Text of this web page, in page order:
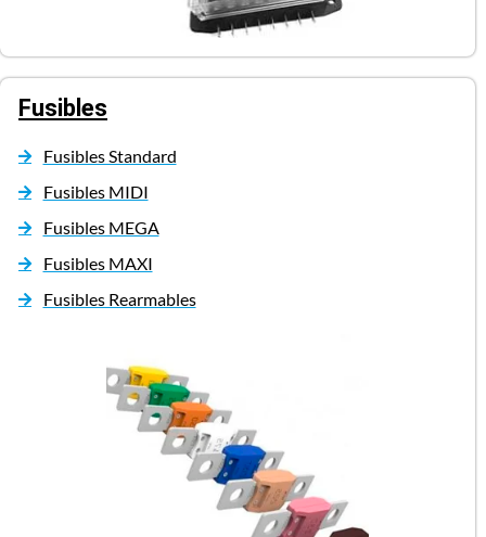
Fusibles
Fusibles Standard
Fusibles MIDI
Fusibles MEGA
Fusibles MAXI
Fusibles Rearmables